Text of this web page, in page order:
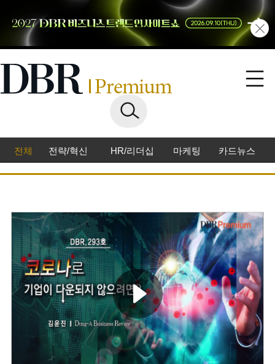
전체 전략/혁신 HR/리더십 마케팅 카드뉴스